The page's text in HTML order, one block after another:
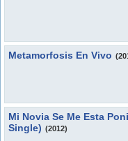
Metamorfosis En Vivo
Mi Novia Se Me Esta
Single) (2012)